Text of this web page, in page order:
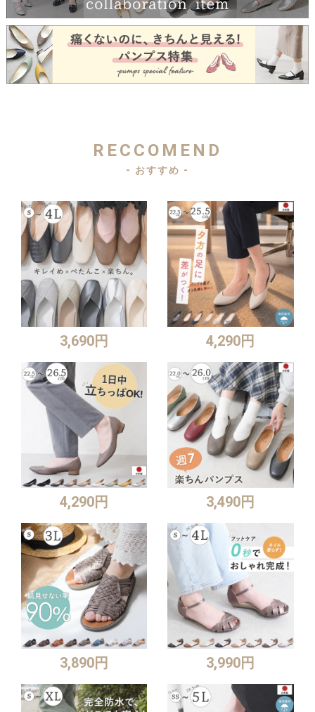
RECCOMEND
- おすすめ -
3,690円 4,290円
4,290円 3,490円
3,890円 3,990円